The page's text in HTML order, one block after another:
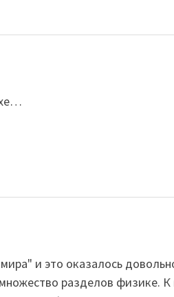
и это оказалось
разделов физике. К